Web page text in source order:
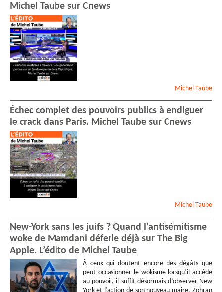
Michel Taube sur Cnews
Michel Taube
Échec complet des pouvoirs publics à endiguer
le crack dans Paris. Michel Taube sur Cnews
Michel Taube
New-York sans les juifs ? Quand l’antisémitisme
woke de Mamdani déferle déjà sur The Big
Apple. L’édito de Michel Taube
À ceux qui doutent encore des dégâts que
peut occasionner le wokisme lorsqu’il accède
au pouvoir, il suffit désormais d’observer New
York et l’action de son nouveau maire, Zohran